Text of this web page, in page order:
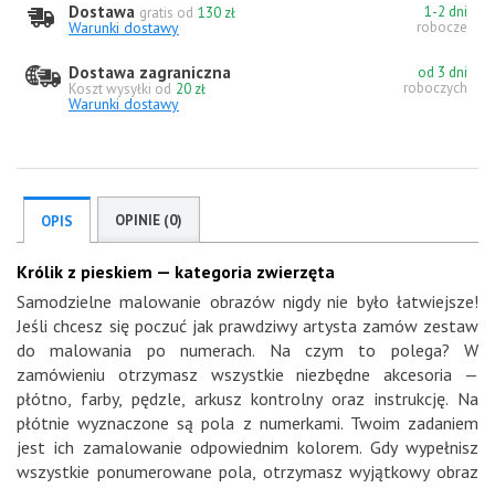
Dostawa gratis od 130 zł
Warunki dostawy
1-2 dni
robocze
Dostawa zagraniczna
Koszt wysyłki od 20 zł
Warunki dostawy
od 3 dni
roboczych
OPIS OPINIE (0)
Królik z pieskiem — kategoria zwierzęta
Samodzielne malowanie obrazów nigdy nie było łatwiejsze!
Jeśli chcesz się poczuć jak prawdziwy artysta zamów zestaw
do malowania po numerach. Na czym to polega? W
zamówieniu otrzymasz wszystkie niezbędne akcesoria —
płótno, farby, pędzle, arkusz kontrolny oraz instrukcję. Na
płótnie wyznaczone są pola z numerkami. Twoim zadaniem
jest ich zamalowanie odpowiednim kolorem. Gdy wypełnisz
wszystkie ponumerowane pola, otrzymasz wyjątkowy obraz